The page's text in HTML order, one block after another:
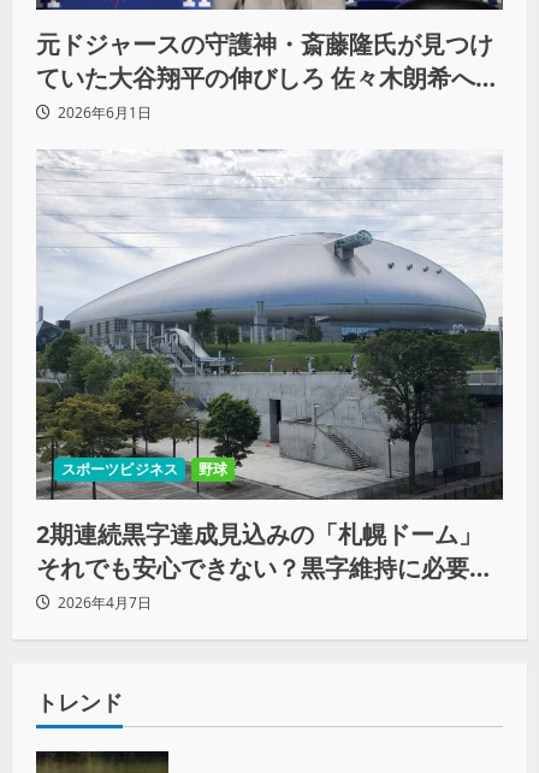
元ドジャースの守護神・斎藤隆氏が見つけ
ていた大谷翔平の伸びしろ 佐々木朗希への
知られざる支援も明かす
2026年6月1日
スポーツビジネス 野球
2期連続黒字達成見込みの「札幌ドーム」
それでも安心できない？黒字維持に必要な
持続的スタジアム運営
2026年4月7日
トレンド